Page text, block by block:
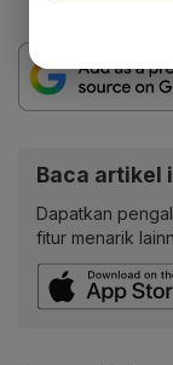
Baca artikel
Dapatkan
fitur menarik